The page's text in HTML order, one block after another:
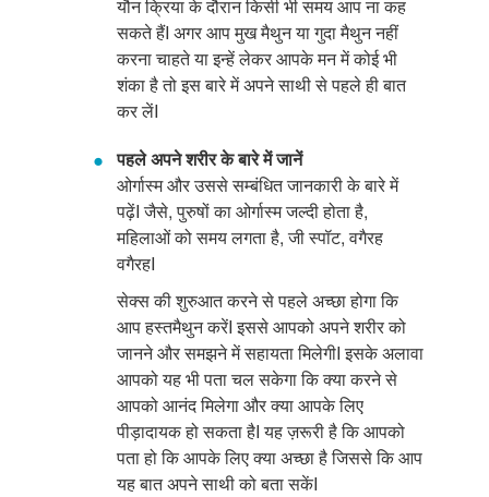
यौन क्रिया के दौरान किसी भी समय आप ना कह
सकते हैंI अगर आप मुख मैथुन या गुदा मैथुन नहीं
करना चाहते या इन्हें लेकर आपके मन में कोई भी
शंका है तो इस बारे में अपने साथी से पहले ही बात
कर लेंI
पहले अपने शरीर के बारे में जानें
ओर्गास्म और उससे सम्बंधित जानकारी के बारे में
पढ़ेंI जैसे, पुरुषों का ओर्गास्म जल्दी होता है,
महिलाओं को समय लगता है, जी स्पॉट, वगैरह
वगैरहI
सेक्स की शुरुआत करने से पहले अच्छा होगा कि
आप हस्तमैथुन करेंI इससे आपको अपने शरीर को
जानने और समझने में सहायता मिलेगीI इसके अलावा
आपको यह भी पता चल सकेगा कि क्या करने से
आपको आनंद मिलेगा और क्या आपके लिए
पीड़ादायक हो सकता हैI यह ज़रूरी है कि आपको
पता हो कि आपके लिए क्या अच्छा है जिससे कि आप
यह बात अपने साथी को बता सकेंI